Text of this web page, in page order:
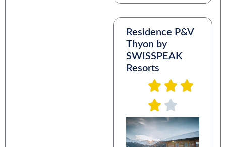
Residence P&V
Thyon by
SWISSPEAK
Resorts